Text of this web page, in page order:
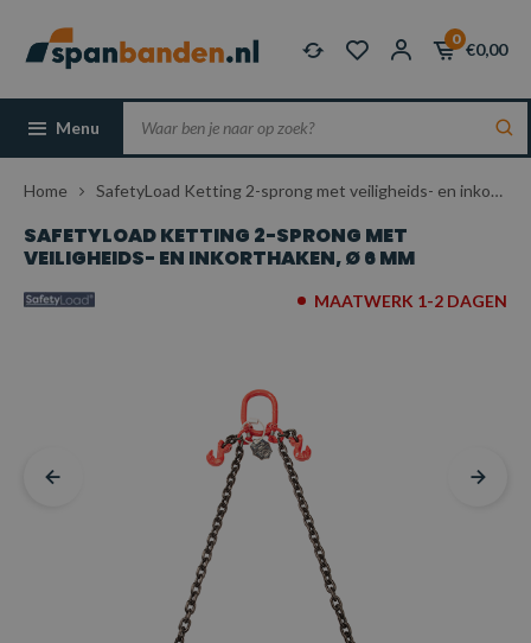
0
€0,00
Menu
Home SafetyLoad Ketting 2-sprong met veiligheids- en inkorthaken, Ø 6 mm
SAFETYLOAD KETTING 2-SPRONG MET
VEILIGHEIDS- EN INKORTHAKEN, Ø 6 MM
MAATWERK 1-2 DAGEN